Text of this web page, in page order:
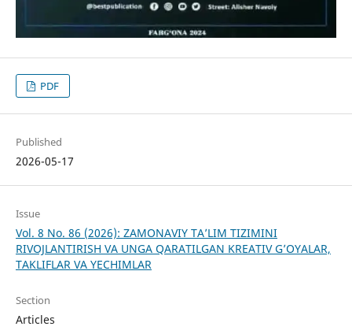
PDF
Published
2026-05-17
Issue
Vol. 8 No. 86 (2026): ZAMONAVIY TA’LIM TIZIMINI
RIVOJLANTIRISH VA UNGA QARATILGAN KREATIV G’OYALAR,
TAKLIFLAR VA YECHIMLAR
Section
Articles